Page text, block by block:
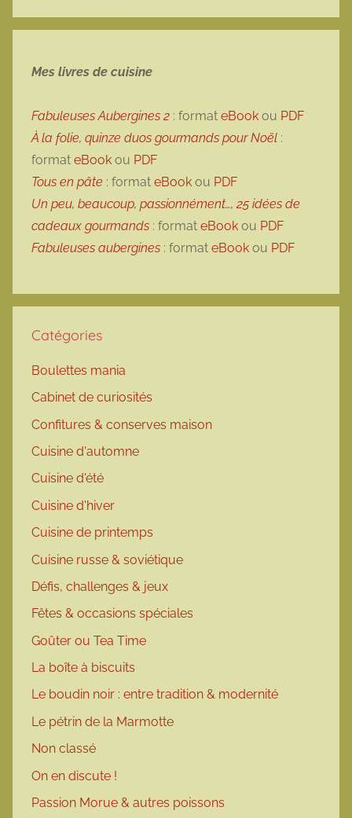
Mes livres de cuisine
Fabuleuses Aubergines 2 : format eBook ou PDF
À la folie, quinze duos gourmands pour Noël :
format eBook ou PDF
Tous en pâte : format eBook ou PDF
Un peu, beaucoup, passionnément…, 25 idées de
cadeaux gourmands : format eBook ou PDF
Fabuleuses aubergines : format eBook ou PDF
Catégories
Boulettes mania
Cabinet de curiosités
Confitures & conserves maison
Cuisine d'automne
Cuisine d'été
Cuisine d'hiver
Cuisine de printemps
Cuisine russe & soviétique
Défis, challenges & jeux
Fêtes & occasions spéciales
Goûter ou Tea Time
La boîte à biscuits
Le boudin noir : entre tradition & modernité
Le pétrin de la Marmotte
Non classé
On en discute !
Passion Morue & autres poissons